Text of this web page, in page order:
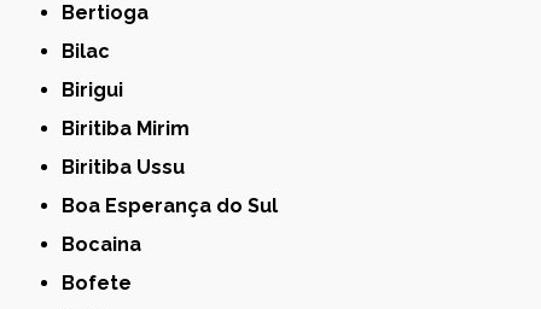
Bertioga
Bilac
Birigui
Biritiba Mirim
Biritiba Ussu
Boa Esperança do Sul
Bocaina
Bofete